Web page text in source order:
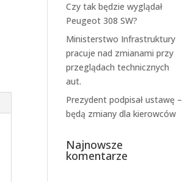
Czy tak będzie wyglądał
Peugeot 308 SW?
Ministerstwo Infrastruktury
pracuje nad zmianami przy
przeglądach technicznych
aut.
Prezydent podpisał ustawę –
będą zmiany dla kierowców
Najnowsze
komentarze